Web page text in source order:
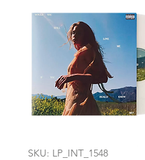
SKU: LP_INT_1548